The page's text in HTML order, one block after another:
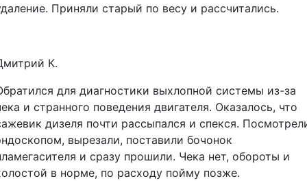
Приняли старый по весу и рассчитались.
К.
для диагностики выхлопной системы из-за
и странного поведения двигателя. Оказалось, что
дизеля почти рассыпался и спекся.
вырезали, поставили бочонок
и сразу прошили. Чека нет, обороты и
в норме, по расходу пойму позже.